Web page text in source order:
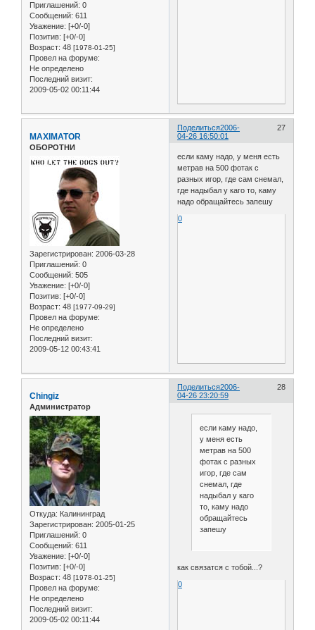
Приглашений: 0
Сообщений: 611
Уважение: [+0/-0]
Позитив: [+0/-0]
Возраст: 48 [1978-01-25]
Провел на форуме:
Не определено
Последний визит:
2009-05-02 00:11:44
Поделиться 27
2006-
04-26 16:50:01
MAXIMATOR
ОБОРОТНИ
Зарегистрирован: 2006-03-28
Приглашений: 0
Сообщений: 505
Уважение: [+0/-0]
Позитив: [+0/-0]
Возраст: 48 [1977-09-29]
Провел на форуме:
Не определено
Последний визит:
2009-05-12 00:43:41
если каму надо, у меня есть
метрав на 500 фотак с
разных игор, где сам снемал,
где надыбал у каго то, каму
надо обращайтесь запешу
0
Поделиться 28
2006-
04-26 23:20:59
Chingiz
Администратор
Откуда: Калининград
Зарегистрирован: 2005-01-25
Приглашений: 0
Сообщений: 611
Уважение: [+0/-0]
Позитив: [+0/-0]
Возраст: 48 [1978-01-25]
Провел на форуме:
Не определено
Последний визит:
2009-05-02 00:11:44
если каму надо,
у меня есть
метрав на 500
фотак с разных
игор, где сам
снемал, где
надыбал у каго
то, каму надо
обращайтесь
запешу
как связатся с тобой...?
0